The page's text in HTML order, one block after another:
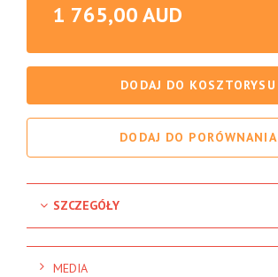
1 765,00 AUD
DODAJ DO KOSZTORYSU
DODAJ DO PORÓWNANIA
SZCZEGÓŁY
MEDIA